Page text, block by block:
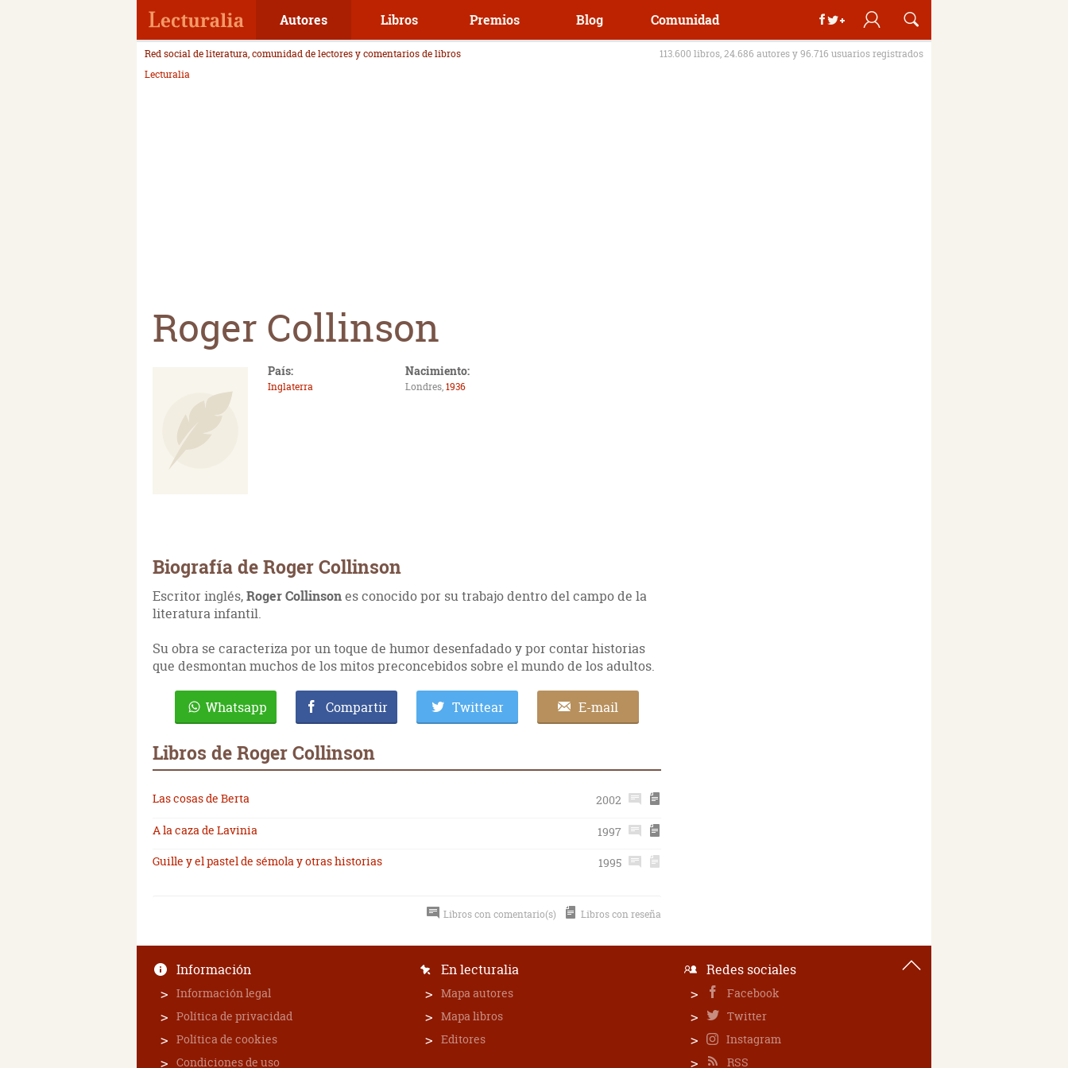
Autores Libros Premios Blog Comunidad
Red social de literatura, comunidad de lectores y comentarios de libros
113.600 libros, 24.686 autores y 96.716 usuarios registrados
Lecturalia
Roger Collinson
País:
Inglaterra
Nacimiento:
Londres,1936
Biografía de Roger Collinson
Escritor inglés,Roger Collinsones conocido por su trabajo dentro del campo de la
literatura infantil.
Su obra se caracteriza por un toque de humor desenfadado y por contar historias
que desmontan muchos de los mitos preconcebidos sobre el mundo de los adultos.
Whatsapp Compartir Twittear E-mail
Libros de Roger Collinson
Las cosas de Berta
2002
A la caza de Lavinia
1997
Guille y el pastel de sémola y otras historias
1995
Libros con comentario(s) Libros con reseña
Información
Información legal
Política de privacidad
Política de cookies
Condiciones de uso
En lecturalia
Mapa autores
Mapa libros
Editores
Redes sociales
Facebook
Twitter
Instagram
RSS